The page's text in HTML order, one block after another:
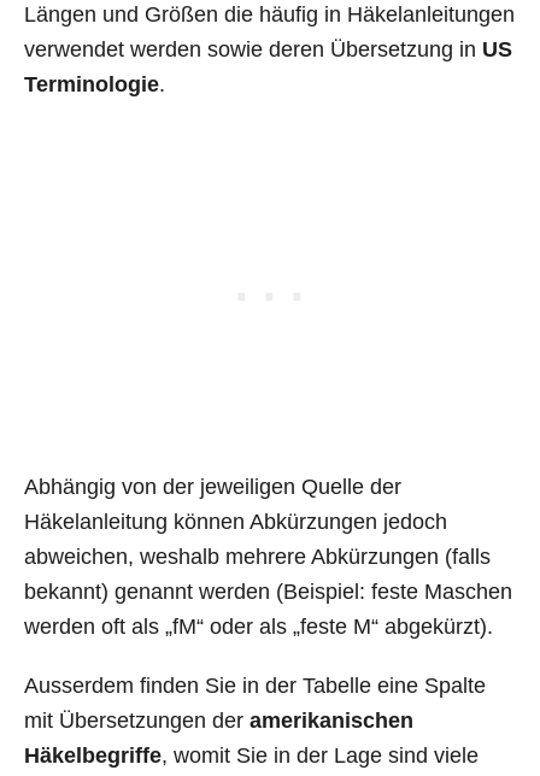
Längen und Größen die häufig in Häkelanleitungen
verwendet werden sowie deren Übersetzung in US
Terminologie.
Abhängig von der jeweiligen Quelle der
Häkelanleitung können Abkürzungen jedoch
abweichen, weshalb mehrere Abkürzungen (falls
bekannt) genannt werden (Beispiel: feste Maschen
werden oft als „fM“ oder als „feste M“ abgekürzt).
Ausserdem finden Sie in der Tabelle eine Spalte
mit Übersetzungen der amerikanischen
Häkelbegriffe, womit Sie in der Lage sind viele